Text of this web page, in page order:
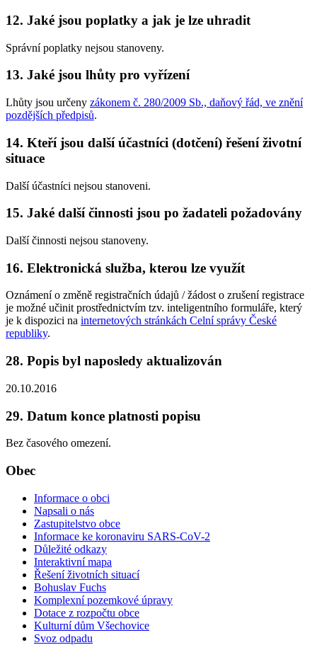
12. Jaké jsou poplatky a jak je lze uhradit
Správní poplatky nejsou stanoveny.
13. Jaké jsou lhůty pro vyřízení
Lhůty jsou určeny zákonem č. 280/2009 Sb., daňový řád, ve znění
pozdějších předpisů.
14. Kteří jsou další účastníci (dotčení) řešení životní
situace
Další účastníci nejsou stanoveni.
15. Jaké další činnosti jsou po žadateli požadovány
Další činnosti nejsou stanoveny.
16. Elektronická služba, kterou lze využít
Oznámení o změně registračních údajů / žádost o zrušení registrace
je možné učinit prostřednictvím tzv. inteligentního formuláře, který
je k dispozici na internetových stránkách Celní správy České
republiky.
28. Popis byl naposledy aktualizován
20.10.2016
29. Datum konce platnosti popisu
Bez časového omezení.
Obec
Informace o obci
Napsali o nás
Zastupitelstvo obce
Informace ke koronaviru SARS-CoV-2
Důležité odkazy
Interaktivní mapa
Řešení životních situací
Bohuslav Fuchs
Komplexní pozemkové úpravy
Dotace z rozpočtu obce
Kulturní dům Všechovice
Svoz odpadu